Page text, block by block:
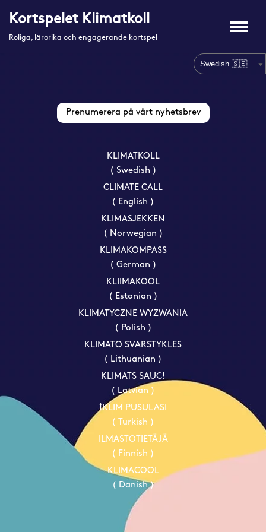
Kortspelet Klimatkoll
Roliga, lärorika och engagerande kortspel
Prenumerera på vårt nyhetsbrev
KLIMATKOLL
( Swedish )
CLIMATE CALL
( English )
KLIMASJEKKEN
( Norwegian )
KLIMAKOMPASS
( German )
KLIIMAKOOL
( Estonian )
KLIMATYCZNE WYZWANIA
( Polish )
KLIMATO SVARSTYKLES
( Lithuanian )
KLIMATS SAUC!
( Latvian )
İKLIM PUSULASI
( Turkish )
ILMASTOTIETÄJÄ
( Finnish )
KLIMACOOL
( Danish )